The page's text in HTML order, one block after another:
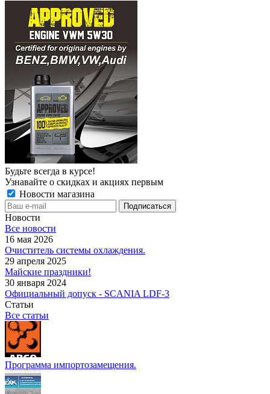
Будьте всегда в курсе!
Узнавайте о скидках и акциях первым
Новости магазина
Новости
Все новости
16 мая 2026
Очиститель системы охлаждения.
29 апреля 2025
Майские праздники!
30 января 2024
Официальный допуск - SCANIA LDF-3
Статьи
Все статьи
Программа импортозамещения.